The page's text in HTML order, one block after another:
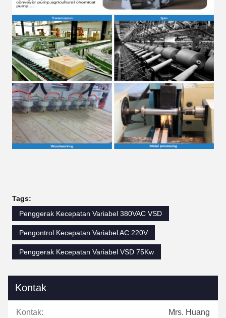
Tags:
Penggerak Kecepatan Variabel 380VAC VSD
Pengontrol Kecepatan Variabel AC 220V
Penggerak Kecepatan Variabel VSD 75Kw
Kontak
Kontak: Mrs. Huang